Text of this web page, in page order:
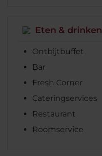
Eten & drinken
Ontbijtbuffet
Bar
Fresh Corner
Cateringservices
Restaurant
Roomservice